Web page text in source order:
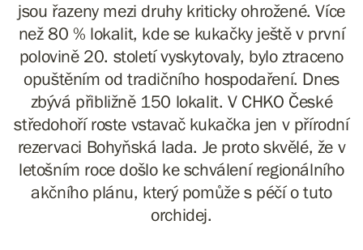
jsou řazeny mezi druhy kriticky ohrožené. Více
než 80 % lokalit, kde se kukačky ještě v první
polovině 20. století vyskytovaly, bylo ztraceno
opuštěním od tradičního hospodaření. Dnes
zbývá přibližně 150 lokalit. V CHKO České
středohoří roste vstavač kukačka jen v přírodní
rezervaci Bohyňská lada. Je proto skvělé, že v
letošním roce došlo ke schválení regionálního
akčního plánu, který pomůže s péčí o tuto
orchidej.